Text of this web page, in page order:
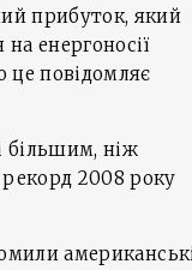
прибуток, який
енергоносії
це повідомляє
більшим, ніж
2008 року